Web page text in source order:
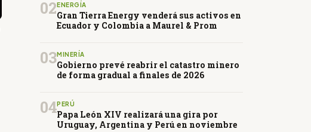
02 ENERGÍA
Gran Tierra Energy venderá sus activos en
Ecuador y Colombia a Maurel & Prom
03MINERÍA
Gobierno prevé reabrir el catastro minero
de forma gradual a finales de 2026
04PERÚ
Papa León XIV realizará una gira por
Uruguay, Argentina y Perú en noviembre